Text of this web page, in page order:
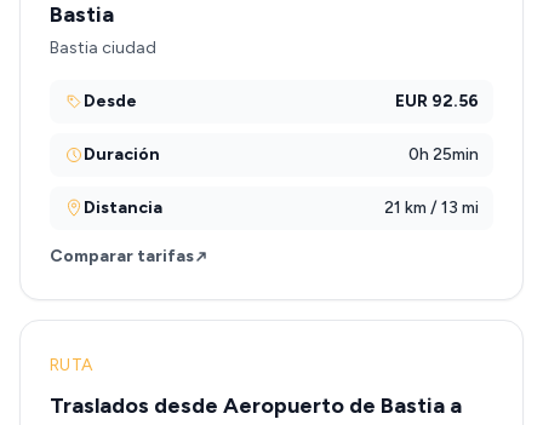
Bastia
Bastia ciudad
Desde EUR 92.56
Duración 0h 25min
Distancia 21 km / 13 mi
Comparar tarifas
RUTA
Traslados desde Aeropuerto de Bastia a